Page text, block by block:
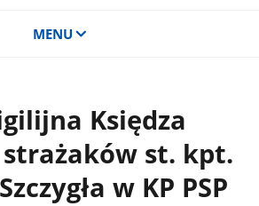
MENU
Księdza
st. kpt.
w KP PSP